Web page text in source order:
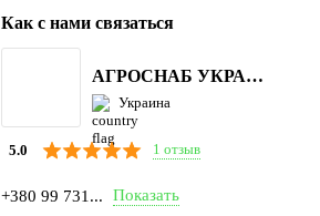
Как с нами связаться
АГРОСНАБ УКРАЇНА
Украина
5.0 1 отзыв
+380 99 731... Показать